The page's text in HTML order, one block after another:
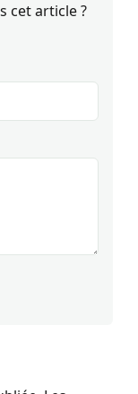
cet article ?